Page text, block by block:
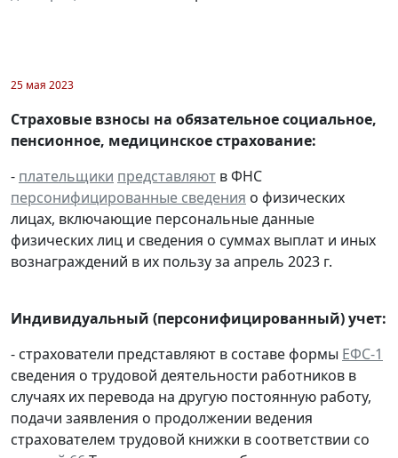
25 мая 2023
Страховые взносы на обязательное социальное,
пенсионное, медицинское страхование:
- плательщики представляют в ФНС
персонифицированные сведения о физических
лицах, включающие персональные данные
физических лиц и сведения о суммах выплат и иных
вознаграждений в их пользу за апрель 2023 г.
Индивидуальный (персонифицированный) учет:
- страхователи представляют в составе формы ЕФС-1
сведения о трудовой деятельности работников в
случаях их перевода на другую постоянную работу,
подачи заявления о продолжении ведения
страхователем трудовой книжки в соответствии со